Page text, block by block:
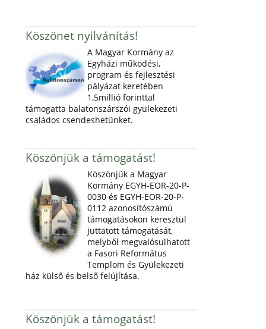
Köszönet nyilvánítás!
A Magyar Kormány az
Egyházi működési,
program és fejlesztési
pályázat keretében
1,5millió forinttal
támogatta balatonszárszói gyülekezeti
családos csendeshetünket.
Köszönjük a támogatást!
Köszönjük a Magyar
Kormány EGYH-EOR-20-P-
0030 és EGYH-EOR-20-P-
0112 azonosítószámú
támogatásokon keresztül
juttatott támogatását,
melyből megvalósulhatott
a Fasori Református
Templom és Gyülekezeti
ház külső és belső felújítása.
Köszönjük a támogatást!